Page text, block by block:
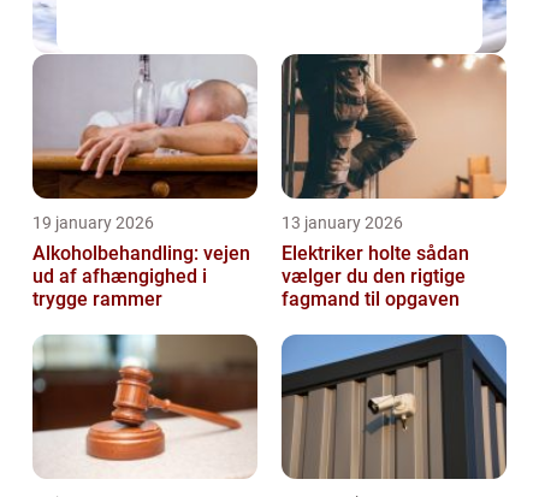
19 january 2026
Alkoholbehandling: vejen
ud af afhængighed i
trygge rammer
13 january 2026
Elektriker holte sådan
vælger du den rigtige
fagmand til opgaven